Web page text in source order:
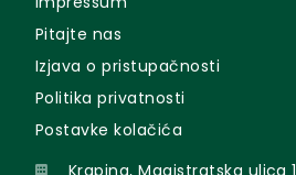
Pitajte nas
Izjava o pristupačnosti
Politika privatnosti
Postavke kolačića